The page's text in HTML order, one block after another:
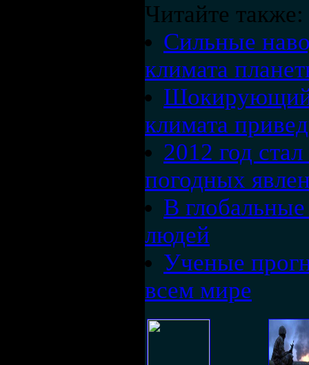
Читайте также:
Сильные
климата
Шокирующий
климата
2012 год
погодных
В
людей
Ученые
всем мире